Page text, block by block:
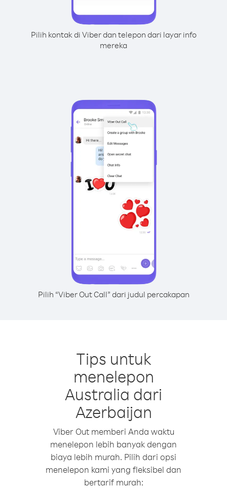
Pilih kontak di Viber dan telepon dari layar info
mereka
Pilih “Viber Out Call” dari judul percakapan
Tips untuk
menelepon
Australia dari
Azerbaijan
Viber Out memberi Anda waktu
menelepon lebih banyak dengan
biaya lebih murah. Pilih dari opsi
menelepon kami yang fleksibel dan
bertarif murah: